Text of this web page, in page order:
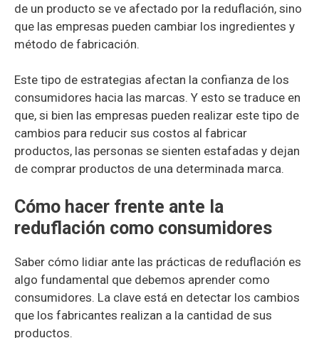
de un producto se ve afectado por la reduflación, sino
que las empresas pueden cambiar los ingredientes y
método de fabricación.
Este tipo de estrategias afectan la confianza de los
consumidores hacia las marcas. Y esto se traduce en
que, si bien las empresas pueden realizar este tipo de
cambios para reducir sus costos al fabricar
productos, las personas se sienten estafadas y dejan
de comprar productos de una determinada marca.
Cómo hacer frente ante la
reduflación como consumidores
Saber cómo lidiar ante las prácticas de reduflación es
algo fundamental que debemos aprender como
consumidores. La clave está en detectar los cambios
que los fabricantes realizan a la cantidad de sus
productos.